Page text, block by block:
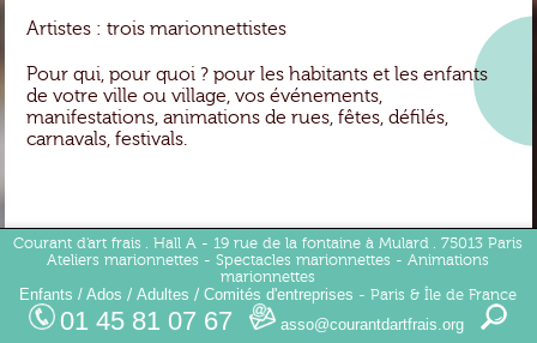
Artistes : trois marionnettistes
Pour qui, pour quoi ? pour les habitants et les enfants
de votre ville ou village, vos événements,
manifestations, animations de rues, fêtes, défilés,
carnavals, festivals.
Courant d'art frais . Hall A - 19 rue de la fontaine à Mulard . 75013 Paris
Ateliers marionnettes - Spectacles marionnettes - Animations
marionnettes
Enfants / Ados /Adultes /Comités d'entreprises - Paris & Île de France
01 45 81 07 67 asso@courantdartfrais.org